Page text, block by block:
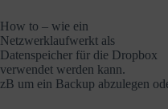
How to – wie ein
Netzwerklaufwerkt als
Datenspeicher für die Dropbox
verwendet werden kann.
zB um ein Backup abzulegen